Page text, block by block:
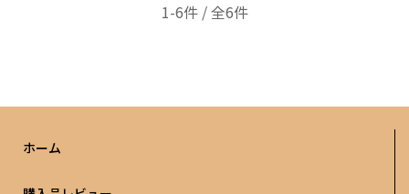
1-6件 / 全6件
ホーム